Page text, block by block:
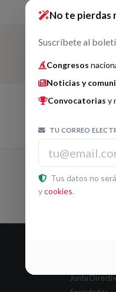
EMAIL
com
No te pierdas
Suscríbete al
Congresos
Noticias y
Convocatorias y
TU CORREO
Tus datos no
ycookies.
Junta